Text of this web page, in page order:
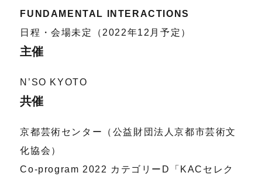
FUNDAMENTAL INTERACTIONS
日程・会場未定（2022年12月予定）
主催
N’SO KYOTO
共催
京都芸術センター（公益財団法人京都市芸術文
化協会）
Co-program 2022 カテゴリーD「KACセレク